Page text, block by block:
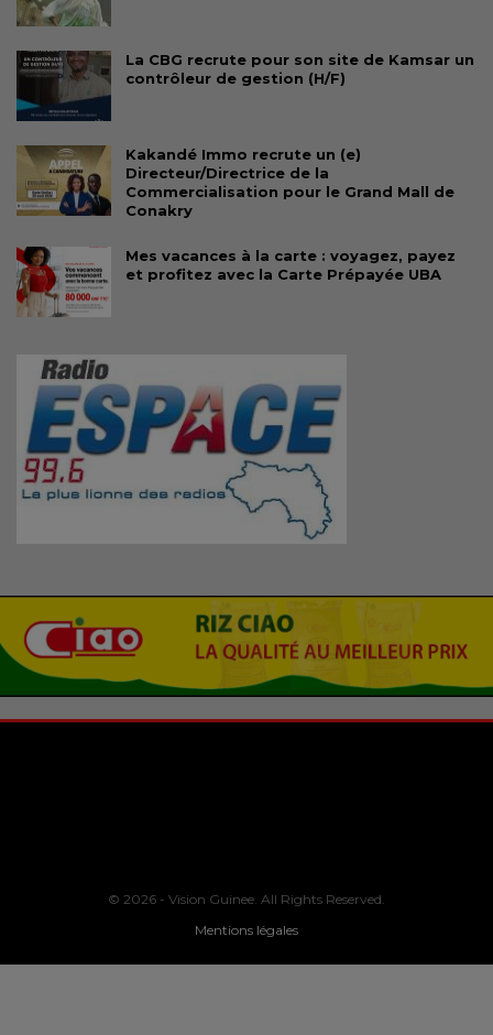
La CBG recrute pour son site de Kamsar un
contrôleur de gestion (H/F)
Kakandé Immo recrute un (e)
Directeur/Directrice de la
Commercialisation pour le Grand Mall de
Conakry
Mes vacances à la carte : voyagez, payez
et profitez avec la Carte Prépayée UBA
© 2026 - Vision Guinee. All Rights Reserved.
Mentions légales